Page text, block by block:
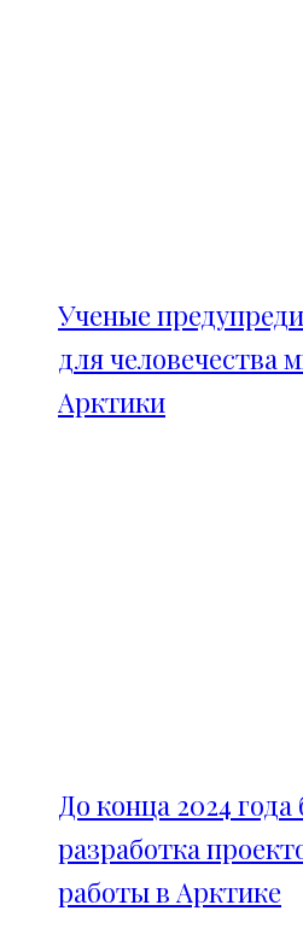
Ученые
для человечества
Арктики
До конца 2024
разработка
работы в Арктике